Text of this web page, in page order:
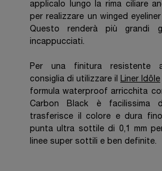
applicalo lungo la rima ciliare
per realizzare un winged
Questo renderà più grandi
incappucciati.
Per una finitura resistente
consiglia di utilizzare il
Liner Idôle
formula waterproof arricchita
Carbon Black è facilissima
trasferisce il colore e dura
punta ultra sottile di 0,1 mm
linee super sottili e ben definite.